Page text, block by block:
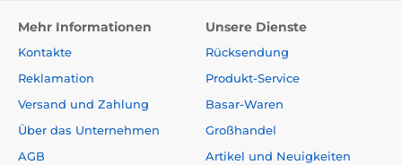
Mehr Informationen
Kontakte
Reklamation
Versand und Zahlung
Über das Unternehmen
AGB
Unsere Dienste
Rücksendung
Produkt-Service
Basar-Waren
Großhandel
Artikel und Neuigkeiten